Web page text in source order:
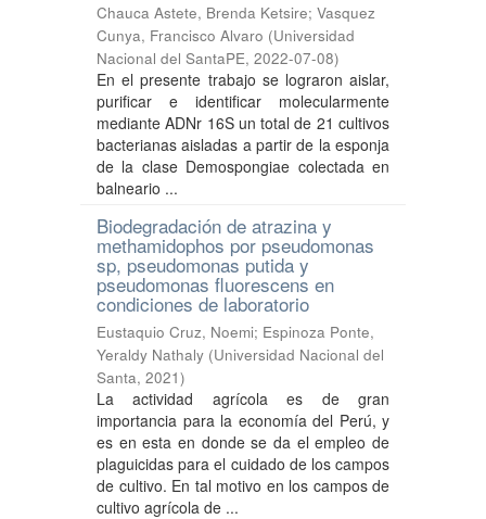
Chauca Astete, Brenda Ketsire; Vasquez
Cunya, Francisco Alvaro (Universidad
Nacional del SantaPE, 2022-07-08)
En el presente trabajo se lograron aislar,
purificar e identificar molecularmente
mediante ADNr 16S un total de 21 cultivos
bacterianas aisladas a partir de la esponja
de la clase Demospongiae colectada en
balneario ...
Biodegradación de atrazina y
methamidophos por pseudomonas
sp, pseudomonas putida y
pseudomonas fluorescens en
condiciones de laboratorio
Eustaquio Cruz, Noemi; Espinoza Ponte,
Yeraldy Nathaly (Universidad Nacional del
Santa, 2021)
La actividad agrícola es de gran
importancia para la economía del Perú, y
es en esta en donde se da el empleo de
plaguicidas para el cuidado de los campos
de cultivo. En tal motivo en los campos de
cultivo agrícola de ...